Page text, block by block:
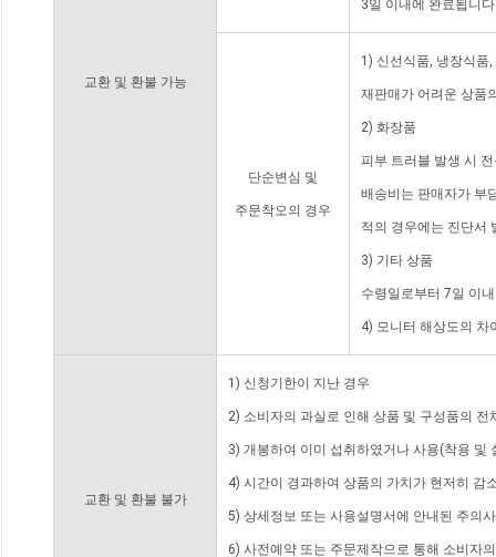
교환 및 환불 가능
3일 이내에 완료됩니
단순변심 및
주문착오의 경우
1) 신선식품, 냉장식품
재판매가 어려운 상품
2) 화장품
피부 트러블 발생 시
배송비는 판매자가 부
적의 경우에는 진단서
3) 기타 상품
수령일로부터 7일 이
4) 모니터 해상도의 차
교환 및 환불 불가
1) 신청기한이 지난 경우
2) 소비자의 과실로 인해 상품 및 구성품의
3) 개봉하여 이미 섭취하였거나 사용(착용 및
4) 시간이 경과하여 상품의 가치가 현저히 감
5) 상세정보 또는 사용설명서에 안내된 주의
6) 사전예약 또는 주문제작으로 통해 소비자